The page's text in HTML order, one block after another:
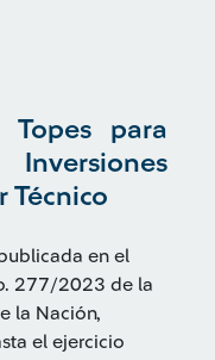
para
Técnico
en el
277/2023 de la
la Nación,
el ejercicio